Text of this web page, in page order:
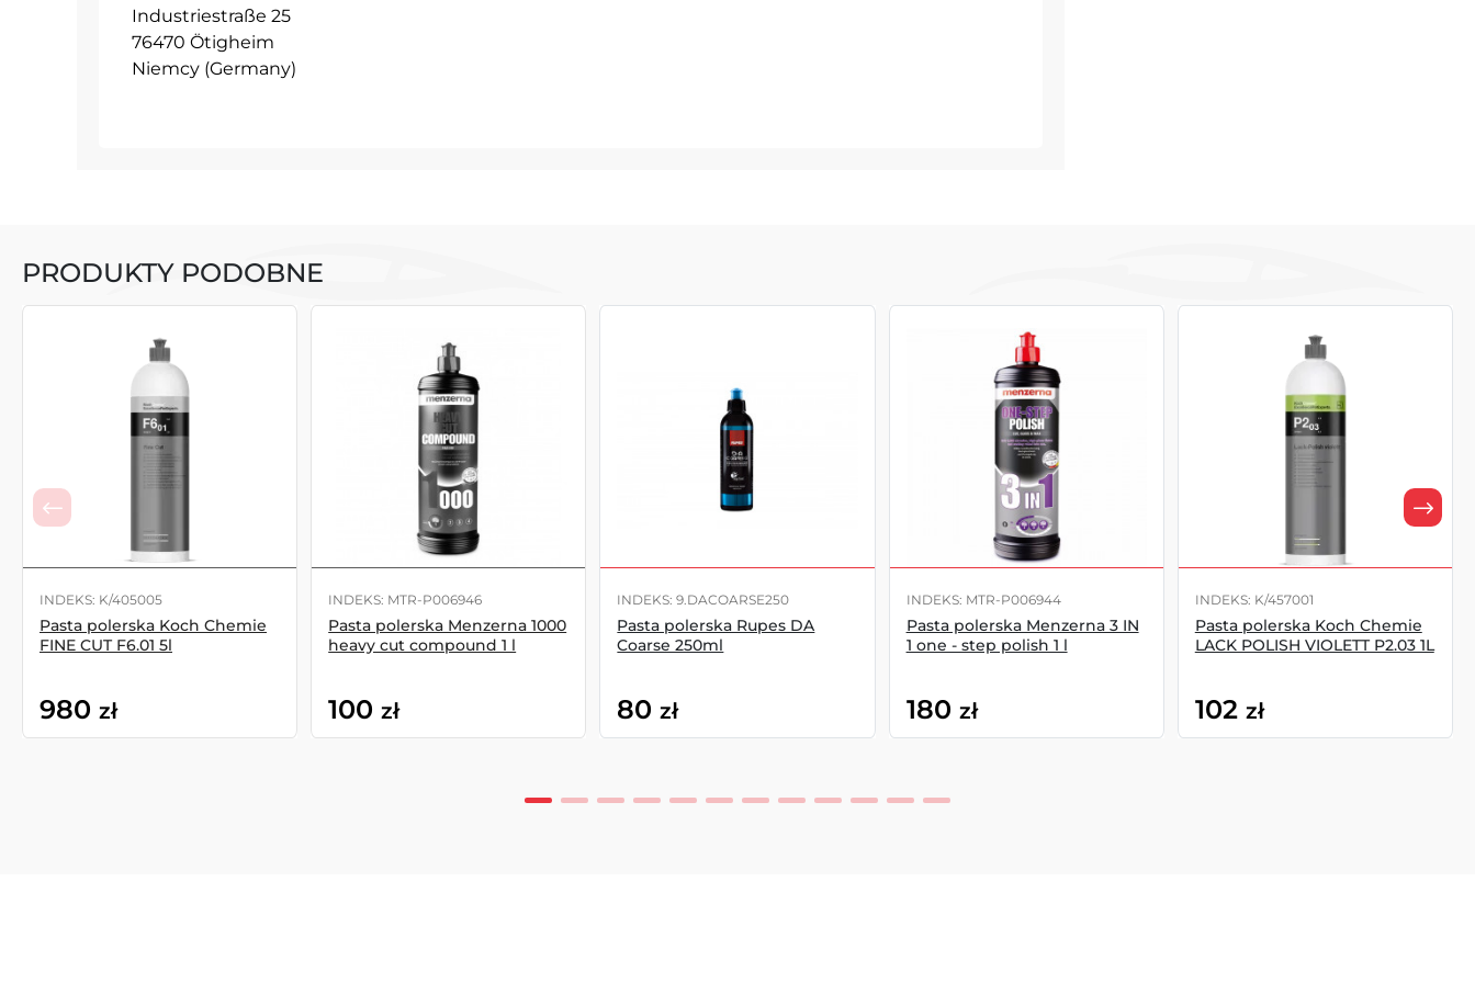
Industriestraße 25
76470 Ötigheim
Niemcy (Germany)
PRODUKTY PODOBNE
INDEKS: K/405005
Pasta polerska Koch Chemie
FINE CUT F6.01 5l
980 zł
INDEKS: MTR-P006946
Pasta polerska Menzerna 1000
heavy cut compound 1 l
100 zł
INDEKS: 9.DACOARSE250
Pasta polerska Rupes DA
Coarse 250ml
80 zł
INDEKS: MTR-P006944
Pasta polerska Menzerna 3 IN
1 one - step polish 1 l
180 zł
INDEKS: K/457001
Pasta polerska Koch Chemie
LACK POLISH VIOLETT P2.03 1L
102 zł